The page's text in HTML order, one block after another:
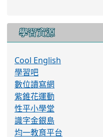
學習資源
Cool English
學習吧
數位讀寫網
紫錐花運動
性平小學堂
識字金銀島
均一教育平台